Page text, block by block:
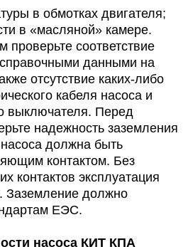
в обмотках двигателя;
в «масляной» камере.
соответствие
данными на
отсутствие каких-либо
кабеля насоса и
выключателя. Перед
надежность заземления
должна быть
контактом. Без
контактов эксплуатация
Заземление должно
ЕЭС.
насоса КИТ КПА